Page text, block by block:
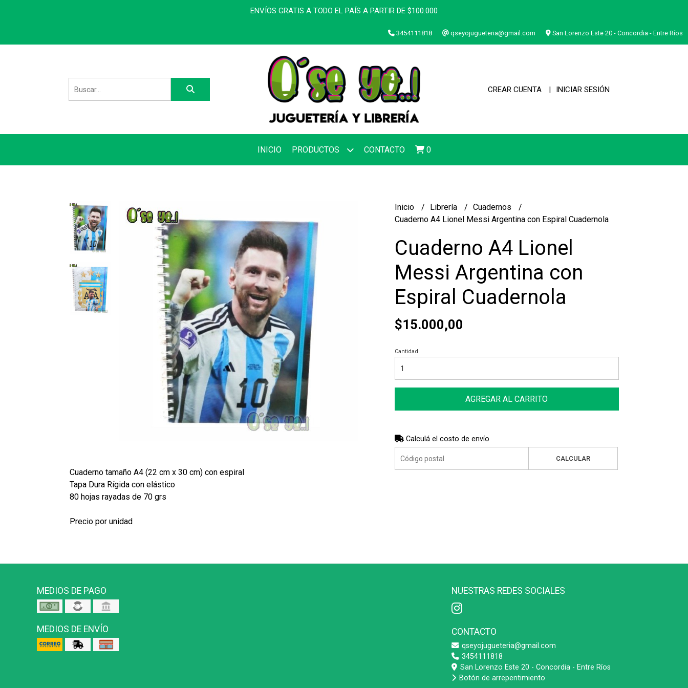
ENVÍOS GRATIS A TODO EL PAÍS A PARTIR DE $100.000
3454111818 qseyojugueteria@gmail.com San Lorenzo Este 20 - Concordia - Entre Ríos
CREAR CUENTA INICIAR SESIÓN
INICIO PRODUCTOS CONTACTO 0
Cuaderno tamaño A4 (22 cm x 30 cm) con espiral
Tapa Dura Rígida con elástico
80 hojas rayadas de 70 grs
Precio por unidad
Inicio Librería
Cuadernos
Cuaderno A4 Lionel Messi Argentina con Espiral Cuadernola
Cuaderno A4 Lionel
Messi Argentina con
Espiral Cuadernola
$15.000,00
Cantidad
AGREGAR AL CARRITO
Calculá el costo de envío
CALCULAR
MEDIOS DE PAGO
MEDIOS DE ENVÍO
NUESTRAS REDES SOCIALES
CONTACTO
qseyojugueteria@gmail.com
3454111818
San Lorenzo Este 20 - Concordia - Entre Ríos
Botón de arrepentimiento